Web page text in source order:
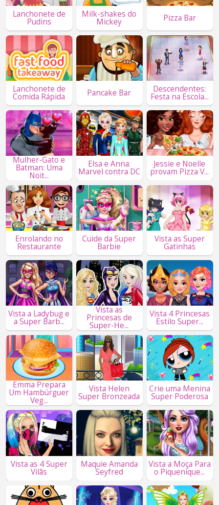
Lanchonete de
Pudins
Milk-shakes do
Mickey Pizza Bar
Lanchonete de
Comida Rápida Pancake Bar Descendentes:
Festa na Escola...
Mulher-Gato e
Batman: Uma
Noit...
Elsa e Anna:
Marvel contra DC
Jessie e Noelle
provam Pizza V...
Enrolando no
Restaurante
Cuide da Super
Barbie
Vista as Super
Gatinhas
Vista a Ladybug e
a Super Barb...
Vista as
Princesas de
Super-He...
Vista 4 Princesas
Estilo Super...
Emma Prepara
Um Hambúrguer
Veg...
Vista Helen
Super Bronzeada
Crie uma Menina
Super Poderosa
Vista as 4 Super
Vilãs
Maquie Amanda
Seyfred
Vista a Moça Para
o Piquenique...